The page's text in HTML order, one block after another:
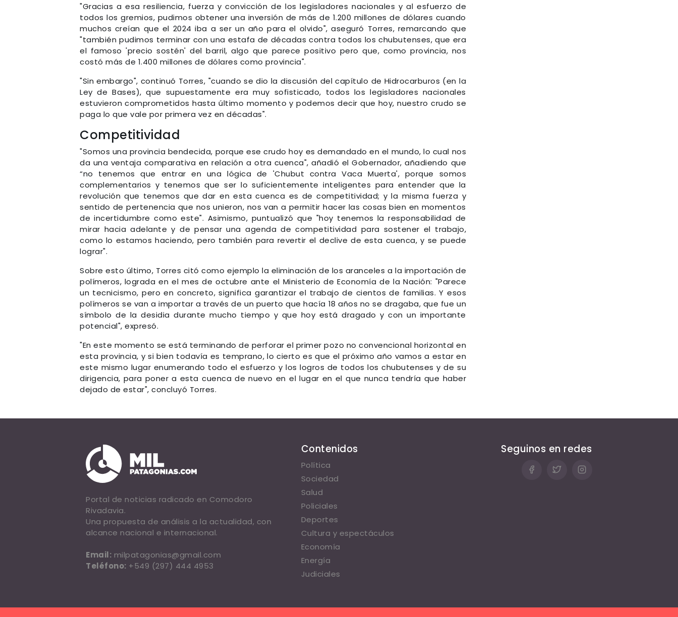
"Gracias a esa resiliencia, fuerza y convicción de los legisladores nacionales y al esfuerzo de
todos los gremios, pudimos obtener una inversión de más de 1.200 millones de dólares cuando
muchos creían que el 2024 iba a ser un año para el olvido", aseguró Torres, remarcando que
"también pudimos terminar con una estafa de décadas contra todos los chubutenses, que era
el famoso 'precio sostén' del barril, algo que parece positivo pero que, como provincia, nos
costó más de 1.400 millones de dólares como provincia".
"Sin embargo", continuó Torres, "cuando se dio la discusión del capítulo de Hidrocarburos (en la
Ley de Bases), que supuestamente era muy sofisticado, todos los legisladores nacionales
estuvieron comprometidos hasta último momento y podemos decir que hoy, nuestro crudo se
paga lo que vale por primera vez en décadas".
Competitividad
"Somos una provincia bendecida, porque ese crudo hoy es demandado en el mundo, lo cual nos
da una ventaja comparativa en relación a otra cuenca", añadió el Gobernador, añadiendo que
“no tenemos que entrar en una lógica de 'Chubut contra Vaca Muerta', porque somos
complementarios y tenemos que ser lo suficientemente inteligentes para entender que la
revolución que tenemos que dar en esta cuenca es de competitividad; y la misma fuerza y
sentido de pertenencia que nos unieron, nos van a permitir hacer las cosas bien en momentos
de incertidumbre como este". Asimismo, puntualizó que "hoy tenemos la responsabilidad de
mirar hacia adelante y de pensar una agenda de competitividad para sostener el trabajo,
como lo estamos haciendo, pero también para revertir el declive de esta cuenca, y se puede
lograr".
Sobre esto último, Torres citó como ejemplo la eliminación de los aranceles a la importación de
polímeros, lograda en el mes de octubre ante el Ministerio de Economía de la Nación: "Parece
un tecnicismo, pero en concreto, significa garantizar el trabajo de cientos de familias. Y esos
polímeros se van a importar a través de un puerto que hacía 18 años no se dragaba, que fue un
símbolo de la desidia durante mucho tiempo y que hoy está dragado y con un importante
potencial", expresó.
"En este momento se está terminando de perforar el primer pozo no convencional horizontal en
esta provincia, y si bien todavía es temprano, lo cierto es que el próximo año vamos a estar en
este mismo lugar enumerando todo el esfuerzo y los logros de todos los chubutenses y de su
dirigencia, para poner a esta cuenca de nuevo en el lugar en el que nunca tendría que haber
dejado de estar", concluyó Torres.
Portal de noticias radicado en Comodoro
Rivadavia.
Una propuesta de análisis a la actualidad, con
alcance nacional e internacional.
Email: milpatagonias@gmail.com
Teléfono: +549 (297) 444 4953
Contenidos
Política
Sociedad
Salud
Policiales
Deportes
Cultura y espectáculos
Economía
Energía
Judiciales
Seguinos en redes